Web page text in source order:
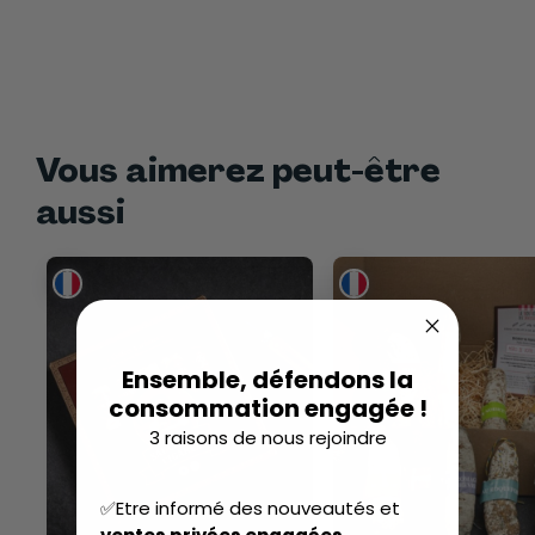
Vous aimerez peut-être
aussi
Ensemble, défendons la
consommation engagée !
3 raisons de nous rejoindre
✅Etre informé des nouveautés et